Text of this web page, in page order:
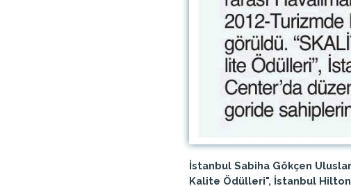
İstanbul Sabiha Gökçen
Kalite Ödülleri", İstanbul